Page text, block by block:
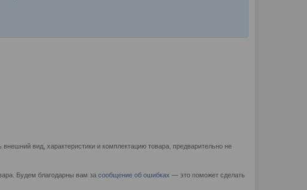
вид, характеристики и комплектацию товара, предварительно не
Будем благодарны вам за сообщение об ошибках — это поможет сделать